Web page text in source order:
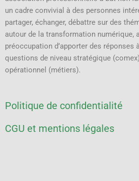
un cadre convivial à des personnes
partager, échanger, débattre sur des
autour de la transformation numérique,
préoccupation d’apporter des réponses
questions de niveau stratégique
opérationnel (métiers).
Politique de confidentialité
CGU et mentions légales